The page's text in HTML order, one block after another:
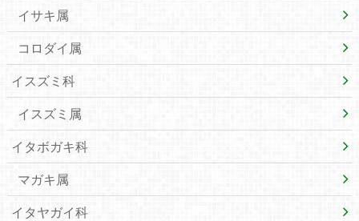
イサキ属
コロダイ属
イスズミ科
イスズミ属
イタボガキ科
マガキ属
イタヤガイ科